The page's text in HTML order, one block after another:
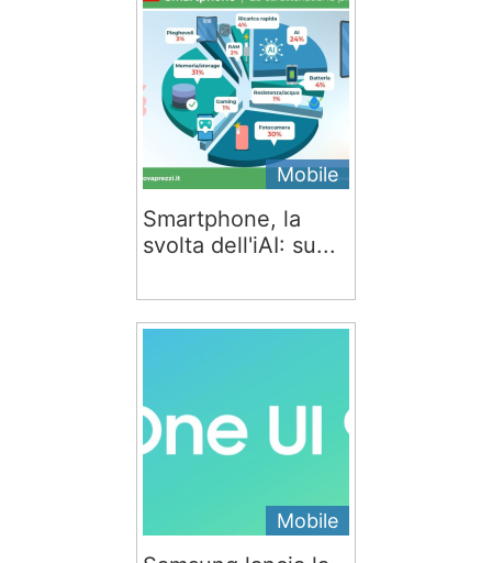
Mobile
Smartphone, la
svolta dell'iAI: su...
Mobile